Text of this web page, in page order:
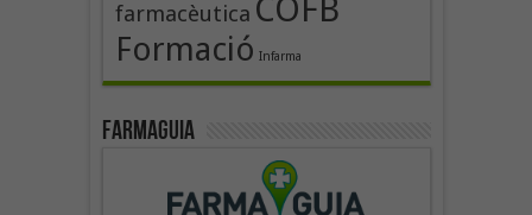
farmacèutica COFB
Formació Infarma
Farmaguia